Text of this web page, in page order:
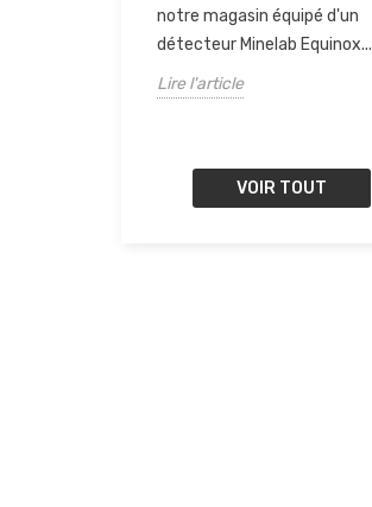
notre magasin équipé d'un
détecteur Minelab Equinox...
Lire l'article
VOIR TOUT